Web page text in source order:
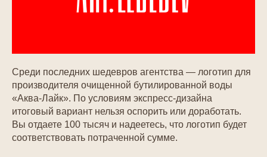
Среди последних шедевров агентства — логотип для
производителя очищенной бутилированной воды
«Аква-Лайк». По условиям экспресс-дизайна
итоговый вариант нельзя оспорить или доработать.
Вы отдаете 100 тысяч и надеетесь, что логотип будет
соответствовать потраченной сумме.